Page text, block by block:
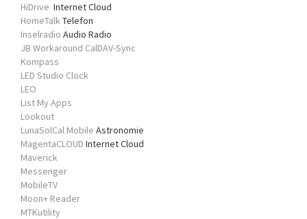
HiDrive Internet Cloud
HomeTalkTelefon
Inselradio Audio Radio
JB Workaround CalDAV-Sync
Kompass
LED Studio Clock
LEO
List My Apps
Lookout
LunaSolCal Mobile Astronomie
MagentaCLOUD Internet Cloud
Maverick
Messenger
MobileTV
Moon+ Reader
MTKutility